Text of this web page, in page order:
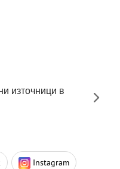
източници в
Instagram